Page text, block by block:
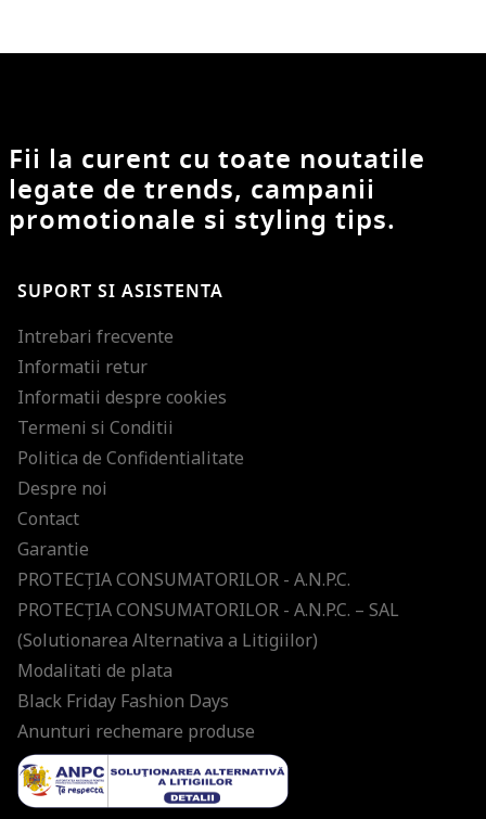
Fii la curent cu toate noutatile
legate de trends, campanii
promotionale si styling tips.
SUPORT SI ASISTENTA
Intrebari frecvente
Informatii retur
Informatii despre cookies
Termeni si Conditii
Politica de Confidentialitate
Despre noi
Contact
Garantie
PROTECŢIA CONSUMATORILOR - A.N.P.C.
PROTECŢIA CONSUMATORILOR - A.N.P.C. – SAL
(Solutionarea Alternativa a Litigiilor)
Modalitati de plata
Black Friday Fashion Days
Anunturi rechemare produse